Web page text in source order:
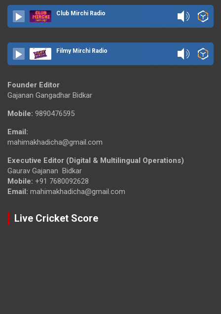
Club Mirchi Radio
Filmy Mirchi Radio
Founder Editor
Gajanan Gangadhar Bidkar
Mobile: 9890476595
Email:
mahimakhadicha@gmail.com
Executive Editor (Digital & Multilingual Operations)
Gaurav Gajanan Bidkar
Mobile: +91 7680092628
Email: mahimakhadicha@gmail.com
Live Cricket Score